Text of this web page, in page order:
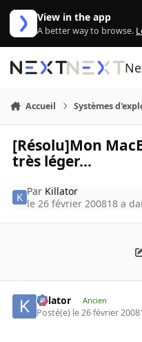
Aller au contenu
View in the app
A better way to browse.
Accueil Systèmes
[Résolu]Mon
très léger...
Par Killator
le 26 février 200818 a
Killator Ancien
Posté(e) le 26 février 2008